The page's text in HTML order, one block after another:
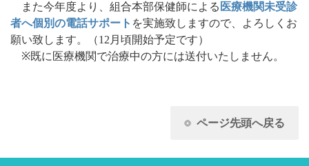
また今年度より、組合本部保健師による 医療機関未受診
者へ個別の電話サポート を実施致しますので、よろしくお
願い致します。（12月頃開始予定です）
※既に医療機関で治療中の方には送付いたしません。
ページ先頭へ戻る